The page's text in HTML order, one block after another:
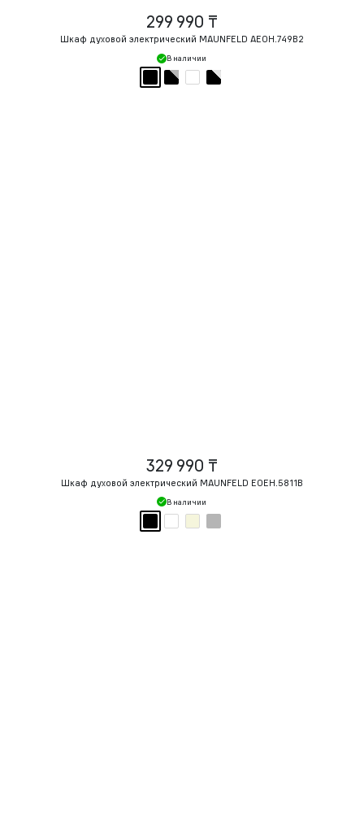
299 990 ₸
Шкаф духовой электрический MAUNFELD AEOH.749B2
В наличии
329 990 ₸
Шкаф духовой электрический MAUNFELD EOEH.5811B
В наличии